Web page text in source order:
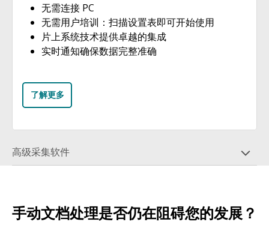
无需连接 PC
无需用户培训：扫描设置表即可开始使用
片上系统技术提供卓越的集成
实时通知确保数据完整准确
了解更多
高级采集软件
手动文档处理是否仍在阻碍您的发展？